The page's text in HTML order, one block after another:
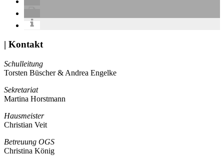
| Kontakt
Schulleitung
Torsten Büscher & Andrea Engelke
Sekretariat
Martina Horstmann
Hausmeister
Christian Veit
Betreuung OGS
Christina König